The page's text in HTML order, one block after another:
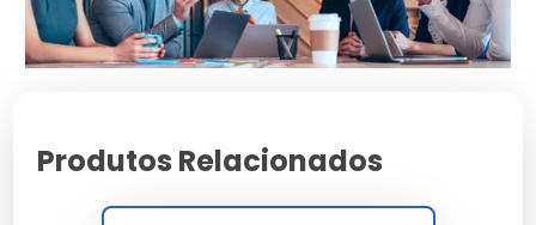
programadas no sistema.
Suporte comercial direto para demandas em escala
Preço e Orçamento
Produtos Relacionados